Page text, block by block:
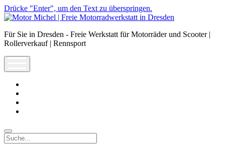
Drücke "Enter", um den Text zu überspringen.
Motor
|
Freie
Dresden
Für Sie in Dresden - Freie Werkstatt für Motorräder und Scooter |
Rollerverkauf | Rennsport
Suche